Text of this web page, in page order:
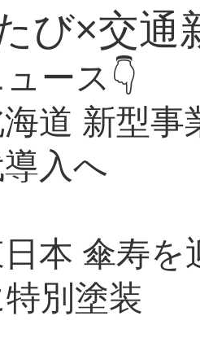
び×交通
ース👇
道 新型
入へ
本 傘寿
別塗装